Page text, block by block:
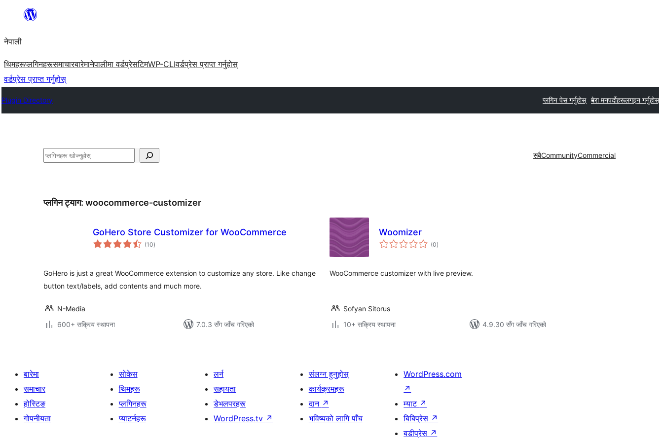
सामग्रीमा
नेपाली
थिमहरूप्लगिनहरूसमाचारबारेमानेपालीमा वर्डप्रेसटिमWP-CLIवर्डप्रेस प्राप्त गर्नुहोस्
वर्डप्रेस प्राप्त गर्नुहोस्
Plugin Directory प्लगिन पेस गर्नुहोस् मेरा मनपर्दोहरूलगइन गर्नुहोस्
खोज्नुहोस् सबैCommunityCommercial
प्लगिन ट्याग: woocommerce-customizer
GoHero Store Customizer for WooCommerce
(10कुल
रेटिङ्गहरू
)
GoHero is just a great WooCommerce extension to customize any store. Like change
button text/labels, add contents and much more.
N-Media
600+ सक्रिय स्थापना
7.0.3 सँग जाँच गरिएको
Woomizer
(0कुल
रेटिङ्गहरू
)
WooCommerce customizer with live preview.
Sofyan Sitorus
10+ सक्रिय स्थापना
4.9.30 सँग जाँच गरिएको
बारेमा
समाचार
होस्टिङ
गोपनीयता
सोकेस
थिमहरू
प्लगिनहरू
प्याटर्नहरू
लर्न
सहायता
डेभलपरहरू
WordPress.tv ↗
संलग्न हुनुहोस्
कार्यक्रमहरू
दान ↗
भविष्यको लागि पाँच
WordPress.com
↗
म्याट ↗
बिबिप्रेस ↗
बडीप्रेस ↗